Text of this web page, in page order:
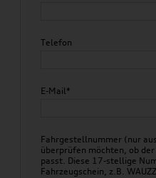
Telefon
E-Mail*
Fahrgestellnummer (nur
überprüfen möchten, ob
passt. Diese 17-stellige
Fahrzeugschein, z.B.